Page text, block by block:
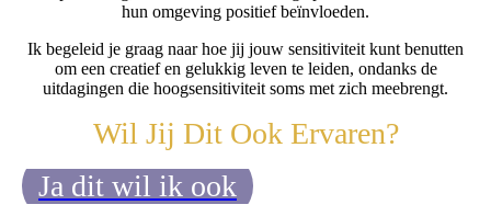
hun omgeving positief beïnvloeden.
Ik begeleid je graag naar hoe jij jouw sensitiviteit kunt benutten
om een creatief en gelukkig leven te leiden, ondanks de
uitdagingen die hoogsensitiviteit soms met zich meebrengt.
Wil Jij Dit Ook Ervaren?
Ja dit wil ik ook